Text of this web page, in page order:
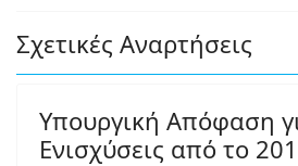
Σχετικές Αναρτήσεις
Υπουργική Απόφαση
Ενισχύσεις από το